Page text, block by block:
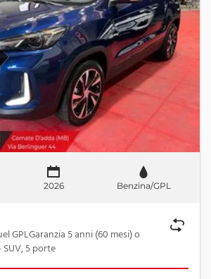
2026 Benzina/GPL
GPLGaranzia 5 anni (60 mesi) o
chilometri - SUV, 5 porte